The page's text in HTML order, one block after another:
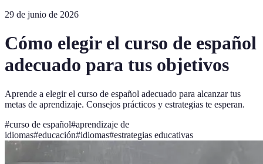
29 de junio de 2026
Cómo elegir el curso de español
adecuado para tus objetivos
Aprende a elegir el curso de español adecuado para alcanzar tus
metas de aprendizaje. Consejos prácticos y estrategias te esperan.
#curso de español#aprendizaje de
idiomas#educación#idiomas#estrategias educativas